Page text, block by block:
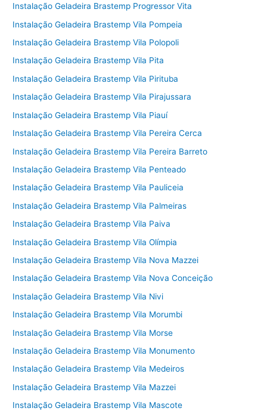
Instalação Geladeira Brastemp Progressor Vita
Instalação Geladeira Brastemp Vila Pompeia
Instalação Geladeira Brastemp Vila Polopoli
Instalação Geladeira Brastemp Vila Pita
Instalação Geladeira Brastemp Vila Pirituba
Instalação Geladeira Brastemp Vila Pirajussara
Instalação Geladeira Brastemp Vila Piauí
Instalação Geladeira Brastemp Vila Pereira Cerca
Instalação Geladeira Brastemp Vila Pereira Barreto
Instalação Geladeira Brastemp Vila Penteado
Instalação Geladeira Brastemp Vila Pauliceia
Instalação Geladeira Brastemp Vila Palmeiras
Instalação Geladeira Brastemp Vila Paiva
Instalação Geladeira Brastemp Vila Olímpia
Instalação Geladeira Brastemp Vila Nova Mazzei
Instalação Geladeira Brastemp Vila Nova Conceição
Instalação Geladeira Brastemp Vila Nivi
Instalação Geladeira Brastemp Vila Morumbi
Instalação Geladeira Brastemp Vila Morse
Instalação Geladeira Brastemp Vila Monumento
Instalação Geladeira Brastemp Vila Medeiros
Instalação Geladeira Brastemp Vila Mazzei
Instalação Geladeira Brastemp Vila Mascote